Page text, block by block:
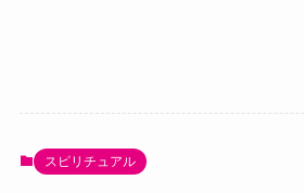
スピリチュアル